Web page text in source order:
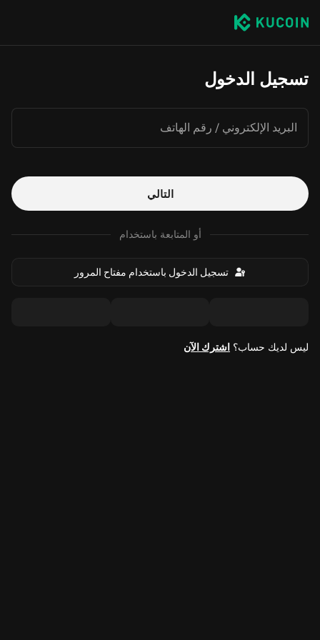
تسجيل الدخول
البريد الإلكتروني / رقم الهاتف
التالي
أو المتابعة باستخدام
تسجيل الدخول باستخدام مفتاح المرور
ليس لديك حساب؟ اشترك الآن